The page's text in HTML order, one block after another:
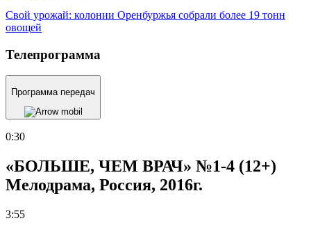
Свой урожай: колонии Оренбуржья собрали более 19 тонн
овощей
Телепрограмма
Программа передач
0:30
«БОЛЬШЕ, ЧЕМ ВРАЧ» №1-4 (12+)
Мелодрама, Россия, 2016г.
3:55